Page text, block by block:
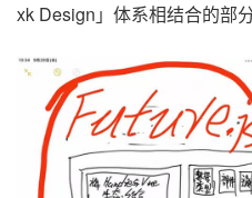
xk Design」体系相结合的